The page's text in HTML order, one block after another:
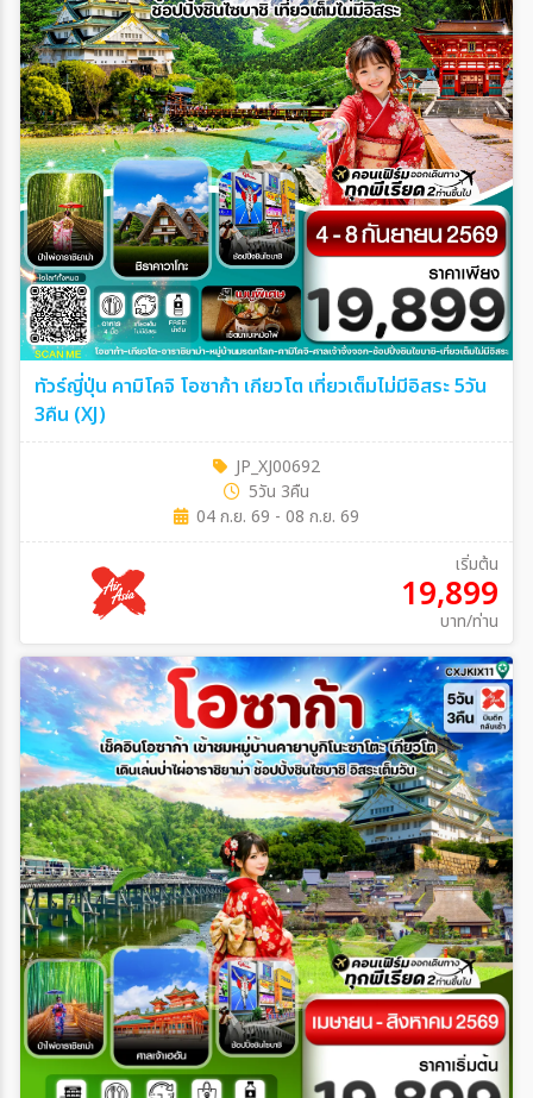
ทัวร์ญี่ปุ่น คามิโคจิ โอซาก้า เกียวโต เที่ยวเต็มไม่มีอิสระ 5วัน
3คืน (XJ)
JP_XJ00692
5วัน 3คืน
04 ก.ย. 69 - 08 ก.ย. 69
เริ่มต้น
19,899
บาท/ท่าน